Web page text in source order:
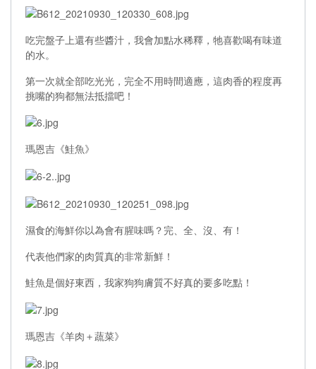
吃完盤子上還有些醬汁，我會加點水稀釋，牠喜歡喝有味道
的水。
第一次就全部吃光光，完全不用時間適應，這肉香的程度再
挑嘴的狗都無法抵擋吧！
瑪恩吉《鮭魚》
濕食的海鮮你以為會有腥味嗎？完、全、沒、有！
代表他們家的肉質真的非常新鮮！
鮭魚是個好東西，我家狗狗膚質不好真的要多吃點！
瑪恩吉《羊肉＋蔬菜》